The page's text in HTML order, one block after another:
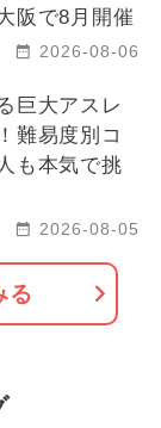
阪で8月開催
2026-08-06
巨大アスレ
難易度別コ
も本気で挑
2026-08-05
る